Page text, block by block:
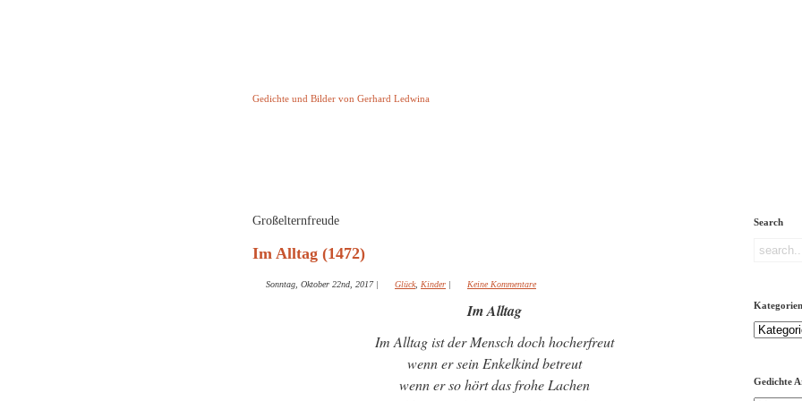
Gedichte und Bilder von Gerhard Ledwina
Großelternfreude
Im Alltag (1472)
Sonntag, Oktober 22nd, 2017| Glück, Kinder | Keine Kommentare
Im Alltag
Im Alltag ist der Mensch doch hocherfreut
wenn er sein Enkelkind betreut
wenn er so hört das frohe Lachen
Search
Kategorien
Kategorien
Gedichte